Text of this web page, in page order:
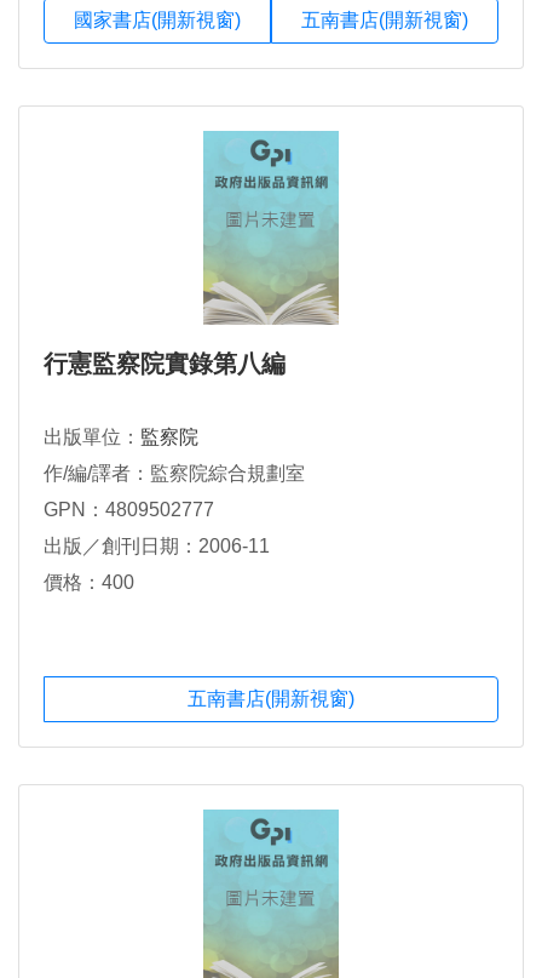
國家書店(開新視窗) 五南書店(開新視窗)
行憲監察院實錄第八編
出版單位： 監察院
作/編/譯者：監察院綜合規劃室
GPN：4809502777
出版／創刊日期：2006-11
價格：400
五南書店(開新視窗)